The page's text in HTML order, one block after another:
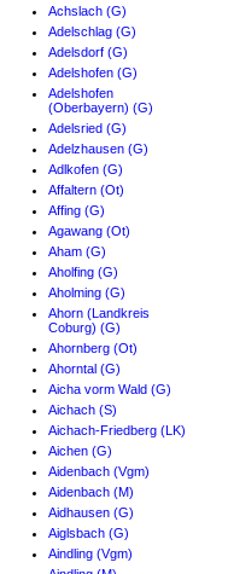
Achslach (G)
Adelschlag (G)
Adelsdorf (G)
Adelshofen (G)
Adelshofen
(Oberbayern) (G)
Adelsried (G)
Adelzhausen (G)
Adlkofen (G)
Affaltern (Ot)
Affing (G)
Agawang (Ot)
Aham (G)
Aholfing (G)
Aholming (G)
Ahorn (Landkreis
Coburg) (G)
Ahornberg (Ot)
Ahorntal (G)
Aicha vorm Wald (G)
Aichach (S)
Aichach-Friedberg (LK)
Aichen (G)
Aidenbach (Vgm)
Aidenbach (M)
Aidhausen (G)
Aiglsbach (G)
Aindling (Vgm)